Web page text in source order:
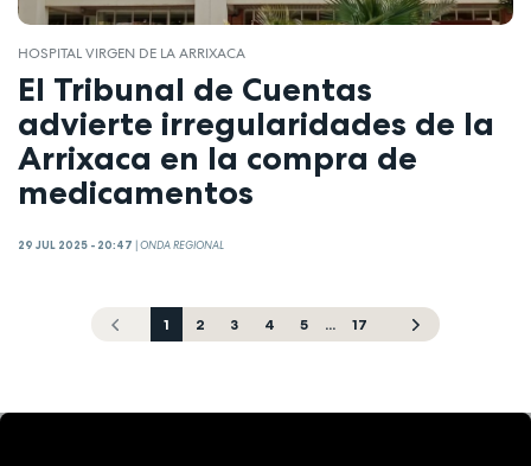
HOSPITAL VIRGEN DE LA ARRIXACA
El Tribunal de Cuentas
advierte irregularidades de la
Arrixaca en la compra de
medicamentos
29 JUL 2025 - 20:47 |ONDA REGIONAL
1 2 3 4 5 ... 17